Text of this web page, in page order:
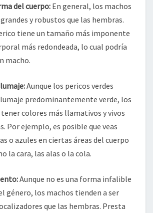
del cuerpo: En general, los machos
y robustos que las hembras.
tiene un tamaño más imponente
más redondeada, lo cual podría
macho.
Aunque los pericos verdes
predominantemente verde, los
colores más llamativos y vivos
Por ejemplo, es posible que veas
o azules en ciertas áreas del cuerpo
la cara, las alas o la cola.
Aunque no es una forma infalible
género, los machos tienden a ser
que las hembras. Presta